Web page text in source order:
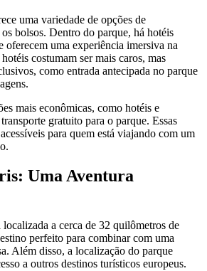
uma variedade de opções de
bolsos. Dentro do parque, há hotéis
oferecem uma experiência imersiva na
costumam ser mais caros, mas
como entrada antecipada no parque
mais econômicas, como hotéis e
gratuito para o parque. Essas
para quem está viajando com um
Uma Aventura
a cerca de 32 quilômetros de
perfeito para combinar com uma
Além disso, a localização do parque
a outros destinos turísticos europeus.